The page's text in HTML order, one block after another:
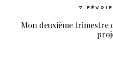
7
Mon deuxième trimestre